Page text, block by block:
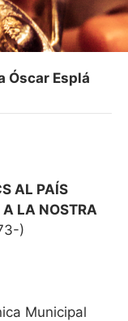
Óscar Esplá
AL PAÍS
LA NOSTRA
)
Municipal